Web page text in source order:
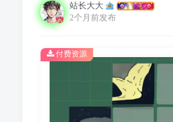
欢迎注册，限时赠送七天会员！
站长大大
2个月前发布
付费资源